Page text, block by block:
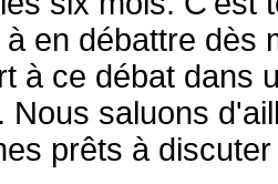
en débattre dès
à ce débat dans
Nous saluons
prêts à